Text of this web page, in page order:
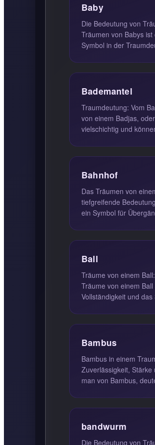
Baby
Die Bedeutung von
Träumen von Babys
Symbol in der
Bademantel
Traumdeutung: Vom Badjas
von einem Badjas,
vielschichtig und
Bahnhof
Das Träumen von
tiefgreifende
ein Symbol für
Ball
Träume von einem
Träume von einem
Vollständigkeit und das
Bambus
Bambus in einem
Zuverlässigkeit,
man von Bambus,
bandwurm
Die Bedeutung von